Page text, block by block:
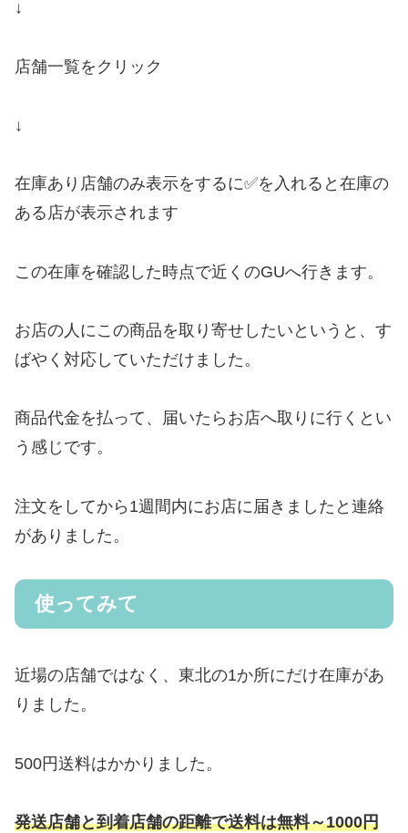
↓
店舗一覧をクリック
↓
在庫あり店舗のみ表示をするに✅を入れると在庫の
ある店が表示されます
この在庫を確認した時点で近くのGUへ行きます。
お店の人にこの商品を取り寄せしたいというと、す
ばやく対応していただけました。
商品代金を払って、届いたらお店へ取りに行くとい
う感じです。
注文をしてから1週間内にお店に届きましたと連絡
がありました。
使ってみて
近場の店舗ではなく、東北の1か所にだけ在庫があ
りました。
500円送料はかかりました。
発送店舗と到着店舗の距離で送料は無料～1000円